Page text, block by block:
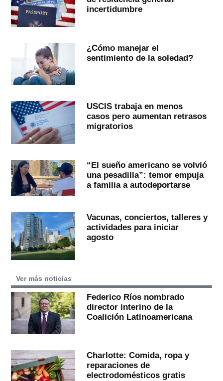
incertidumbre
¿Cómo manejar el
sentimiento de la soledad?
USCIS trabaja en menos
casos pero aumentan retrasos
migratorios
“El sueño americano se volvió
una pesadilla”: temor empuja
a familia a autodeportarse
Vacunas, conciertos, talleres y
actividades para iniciar
agosto
Ver más noticias
Federico Ríos nombrado
director interino de la
Coalición Latinoamericana
Charlotte: Comida, ropa y
reparaciones de
electrodomésticos gratis